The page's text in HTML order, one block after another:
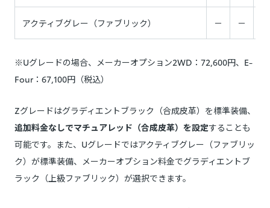
アクティブグレー（ファブリック） － －
※Uグレードの場合、メーカーオプション2WD：72,600円、E-
Four：67,100円（税込）
Zグレードはグラディエントブラック（合成皮革）を標準装備、
追加料金なしでマチュアレッド（合成皮革）を設定することも
可能です。また、Uグレードではアクティブグレー（ファブリッ
ク）が標準装備、メーカーオプション料金でグラディエントブ
ラック（上級ファブリック）が選択できます。